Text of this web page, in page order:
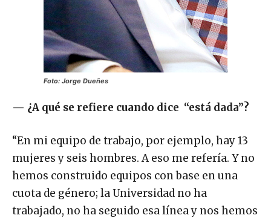
Foto: Jorge Dueñes
— ¿A qué se refiere cuando dice “está dada”?
“En mi equipo de trabajo, por ejemplo, hay 13
mujeres y seis hombres. A eso me refería. Y no
hemos construido equipos con base en una
cuota de género; la Universidad no ha
trabajado, no ha seguido esa línea y nos hemos